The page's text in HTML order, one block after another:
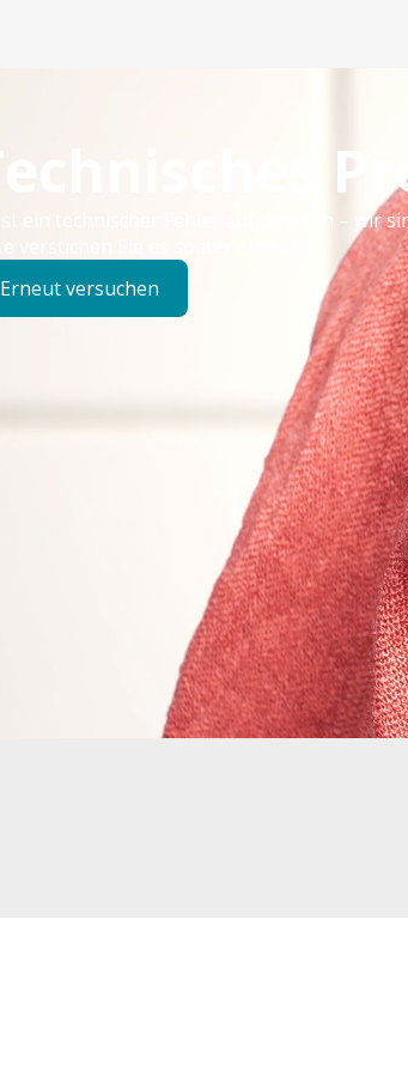
ist ein technischer Fehler aufgetreten – wir
versuchen Sie es später erneut.
Erneut versuchen